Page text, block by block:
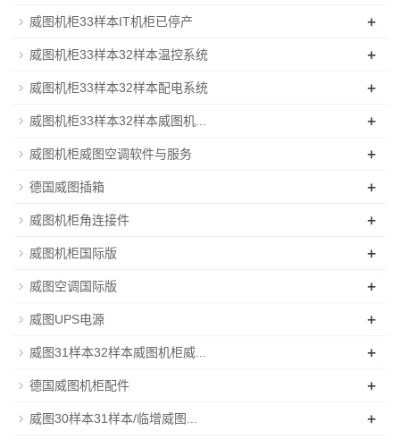
威图机柜33样本IT机柜已停产 +
威图机柜33样本32样本温控系统 +
威图机柜33样本32样本配电系统 +
威图机柜33样本32样本威图机... +
威图机柜威图空调软件与服务 +
德国威图插箱 +
威图机柜角连接件 +
威图机柜国际版 +
威图空调国际版 +
威图UPS电源 +
威图31样本32样本威图机柜威... +
德国威图机柜配件 +
威图30样本31样本/临增威图... +